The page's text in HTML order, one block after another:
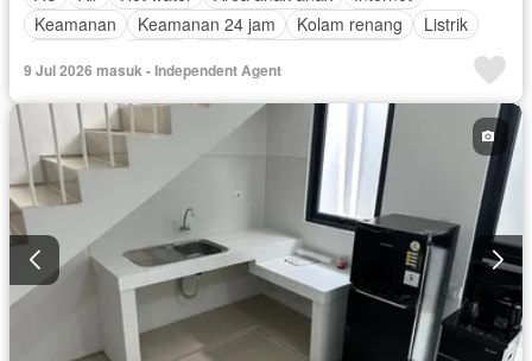
Keamanan
Keamanan 24 jam Kolam renang
Listrik
9 Jul 2026 masuk - Independent Agent